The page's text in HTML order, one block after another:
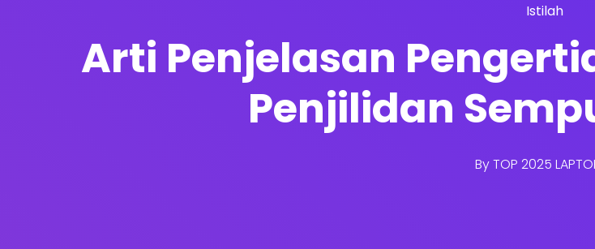
Istilah
Arti Penjelasan
Penjilidan
ByTOP 2025